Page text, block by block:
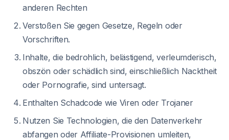
anderen Rechten
Verstoßen Sie gegen Gesetze, Regeln oder
Vorschriften.
Inhalte, die bedrohlich, belästigend, verleumderisch,
obszön oder schädlich sind, einschließlich Nacktheit
oder Pornografie, sind untersagt.
Enthalten Schadcode wie Viren oder Trojaner
Nutzen Sie Technologien, die den Datenverkehr
abfangen oder Affiliate-Provisionen umleiten,